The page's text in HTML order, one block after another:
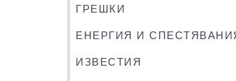
ГРЕШКИ
ЕНЕРГИЯ И
ИЗВЕСТИЯ